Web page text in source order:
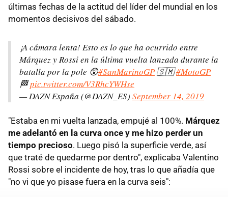
últimas fechas de la actitud del líder del mundial en los
momentos decisivos del sábado.
¡A cámara lenta! Esto es lo que ha ocurrido entre
Márquez y Rossi en la última vuelta lanzada durante la
batalla por la pole 😲#SanMarinoGP🇸🇲#MotoGP
🏁pic.twitter.com/V3RhcYWHse
— DAZN España (@DAZN_ES) September 14, 2019
"Estaba en mi vuelta lanzada, empujé al 100%. Márquez
me adelantó en la curva once y me hizo perder un
tiempo precioso. Luego pisó la superficie verde, así
que traté de quedarme por dentro", explicaba Valentino
Rossi sobre el incidente de hoy, tras lo que añadía que
"no vi que yo pisase fuera en la curva seis":